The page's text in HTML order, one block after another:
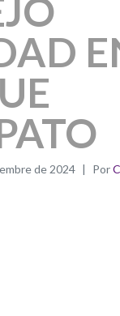
de 2024 Por